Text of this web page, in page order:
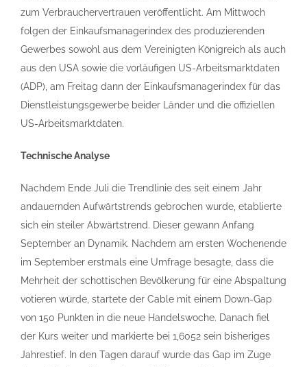
zum Verbrauchervertrauen veröffentlicht. Am Mittwoch
folgen der Einkaufsmanagerindex des produzierenden
Gewerbes sowohl aus dem Vereinigten Königreich als auch
aus den USA sowie die vorläufigen US-Arbeitsmarktdaten
(ADP), am Freitag dann der Einkaufsmanagerindex für das
Dienstleistungsgewerbe beider Länder und die offiziellen
US-Arbeitsmarktdaten.
Technische Analyse
Nachdem Ende Juli die Trendlinie des seit einem Jahr
andauernden Aufwärtstrends gebrochen wurde, etablierte
sich ein steiler Abwärtstrend. Dieser gewann Anfang
September an Dynamik. Nachdem am ersten Wochenende
im September erstmals eine Umfrage besagte, dass die
Mehrheit der schottischen Bevölkerung für eine Abspaltung
votieren würde, startete der Cable mit einem Down-Gap
von 150 Punkten in die neue Handelswoche. Danach fiel
der Kurs weiter und markierte bei 1,6052 sein bisheriges
Jahrestief. In den Tagen darauf wurde das Gap im Zuge